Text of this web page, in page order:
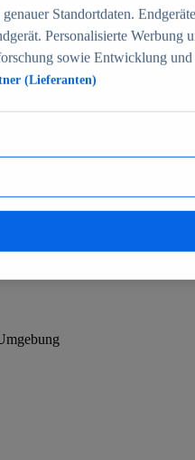
70+
Standortdaten.
Personalisierte Werbung
sowie Entwicklung
(Lieferanten)